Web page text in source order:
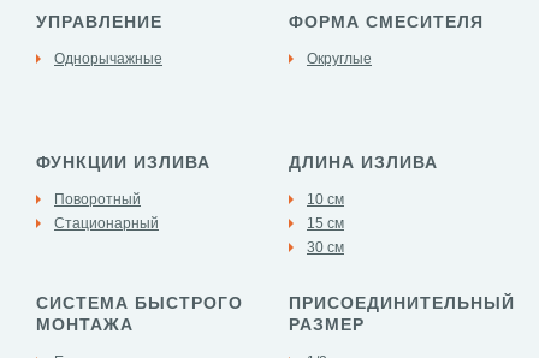
УПРАВЛЕНИЕ
Однорычажные
ФОРМА СМЕСИТЕЛЯ
Округлые
ФУНКЦИИ ИЗЛИВА
Поворотный
Стационарный
ДЛИНА ИЗЛИВА
10 см
15 см
30 см
СИСТЕМА БЫСТРОГО
МОНТАЖА
ПРИСОЕДИНИТЕЛЬНЫЙ
РАЗМЕР